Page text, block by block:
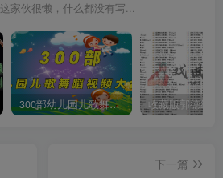
这家伙很懒，什么都没有写...
300部幼儿园儿歌舞蹈视频大合集
下一篇